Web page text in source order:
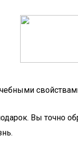
Вы точно